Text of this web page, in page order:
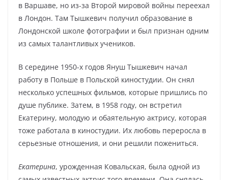
в Варшаве, но из-за Второй мировой войны переехал
в Лондон. Там Тышкевич получил образование в
Лондонской школе фотографии и был признан одним
из самых талантливых учеников.
В середине 1950-х годов Януш Тышкевич начал
работу в Польше в Польской киностудии. Он снял
несколько успешных фильмов, которые пришлись по
душе публике. Затем, в 1958 году, он встретил
Екатерину, молодую и обаятельную актрису, которая
тоже работала в киностудии. Их любовь переросла в
серьезные отношения, и они решили пожениться.
Екатерина, урожденная Ковальская, была одной из